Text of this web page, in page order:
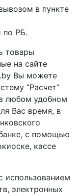
в пункте
по РБ.
товары
на сайте
Вы можете
”Расчет“
любом удобном
Вас время, в
с помощью
кассе
использованием
электронных